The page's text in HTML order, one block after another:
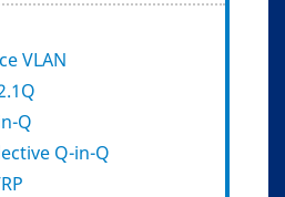
VLAN
Q
Q-in-Q